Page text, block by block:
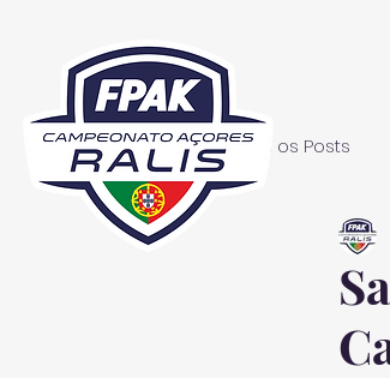
Todos os Posts